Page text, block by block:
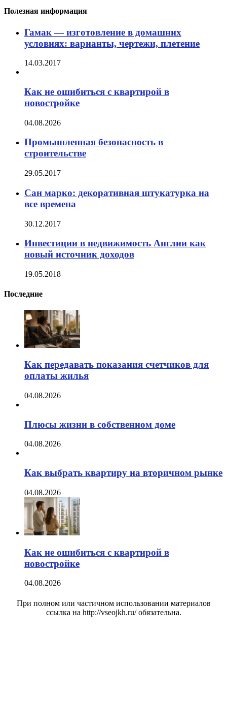
Полезная информация
Гамак — изготовление в домашних
условиях: варианты, чертежи, плетение
14.03.2017
Как не ошибиться с квартирой в
новостройке
04.08.2026
Промышленная безопасность в
строительстве
29.05.2017
Сан марко: декоративная штукатурка на
все времена
30.12.2017
Инвестиции в недвижимость Англии как
новый источник доходов
19.05.2018
Последние
Как передавать показания счетчиков для
оплаты жилья
04.08.2026
Плюсы жизни в собственном доме
04.08.2026
Как выбрать квартиру на вторичном рынке
04.08.2026
Как не ошибиться с квартирой в
новостройке
04.08.2026
При полном или частичном использовании материалов
ссылка на http://vseojkh.ru/ обязательна.